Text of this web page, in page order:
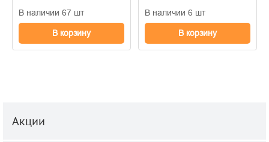
В наличии 67 шт
В корзину
В наличии 6 шт
В корзину
Акции